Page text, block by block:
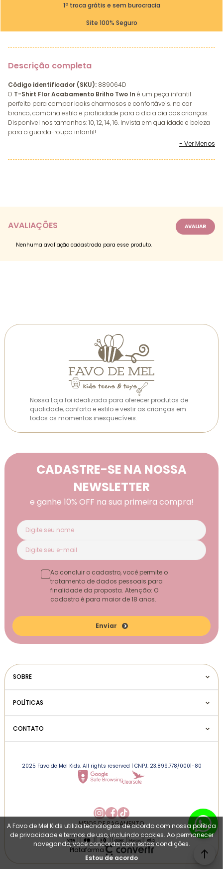
1ª troca grátis e sem burocracia
Site 100% Seguro
Descrição completa
Código identificador (SKU): 889064D
O T-Shirt Flor Acabamento Brilho Two In é um peça infantil
perfeito para compor looks charmosos e confortáveis. na cor
branco, combina estilo e praticidade para o dia a dia das crianças.
Disponível nos tamanhos: 10, 12, 14, 16. Invista em qualidade e beleza
para o guarda-roupa infantil!
AVALIAÇÕES
Nenhuma avaliação cadastrada para esse produto.
Nossa Loja foi idealizada para oferecer produtos de
qualidade, conforto e estilo e vestir as crianças em
todos os momentos inesquecíveis.
CADASTRE-SE NA NOSSA
NEWSLETTER
e ganhe 10% OFF na sua primeira compra!
Enviar
Ao concluir o cadastro, você permite o
tratamento de dados pessoais para
finalidade da proposta. Atenção: O
cadastro é para maior de 18 anos.
SOBRE
POLÍTICAS
CONTATO
2025 Favo de Mel Kids. All rights reserved | CNPJ: 23.899.778/0001-80
MEIOS DE PAGAMENTO
Plataforma
A Favo de Mel Kids utiliza tecnologias de acordo com nossa política
de privacidade e termos de uso, incluindo cookies. Ao permanecer
navegando, você concorda com estas condições.
Estou de acordo